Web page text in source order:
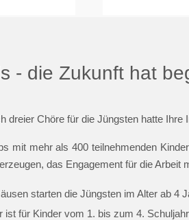
- die Zukunft hat
dreier Chöre für die Jüngsten hatte
mit mehr als 400 teilnehmenden
das Engagement für die
starten die Jüngsten im Alter ab 4
ist für Kinder vom 1. bis zum 4.